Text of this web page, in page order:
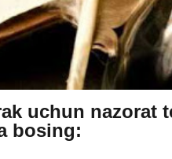
uchun nazorat
bosing: